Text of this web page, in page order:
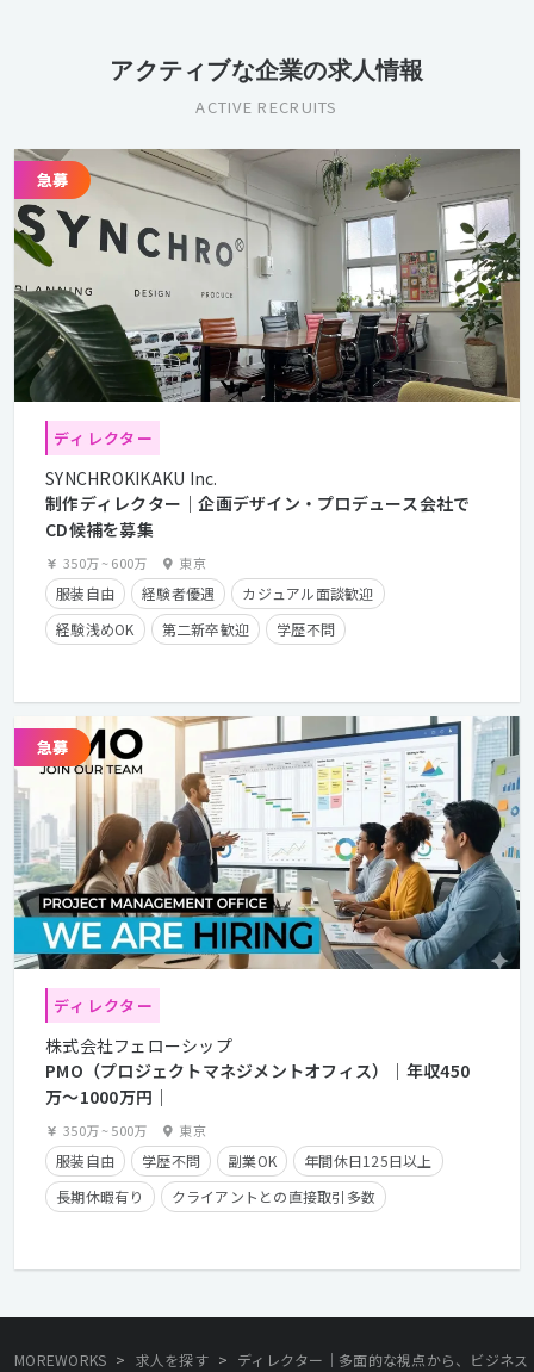
アクティブな企業の求人情報
ACTIVE RECRUITS
ディレクター
SYNCHROKIKAKU Inc.
制作ディレクター｜企画デザイン・プロデュース会社で
CD候補を募集
350万~600万 東京
服装自由 経験者優遇
カジュアル面談歓迎
経験浅めOK
第二新卒歓迎
学歴不問
在宅勤務可
クライアントとの直接取引多数
ディレクター
株式会社フェローシップ
PMO（プロジェクトマネジメントオフィス）｜年収450
万〜1000万円｜
350万~500万 東京
服装自由 学歴不問 副業OK
年間休日125日以上
長期休暇有り
クライアントとの直接取引多数
MOREWORKS > 求人を探す > ディレクター｜多面的な視点から、ビジネス